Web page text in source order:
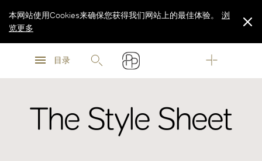
浏
目录
本网站使用Cookies来确保您获得我们网站上的最佳体验。
浏
览更多
The Style Sheet